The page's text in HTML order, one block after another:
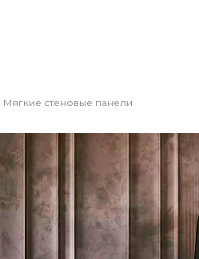
Мягкие стеновые панели